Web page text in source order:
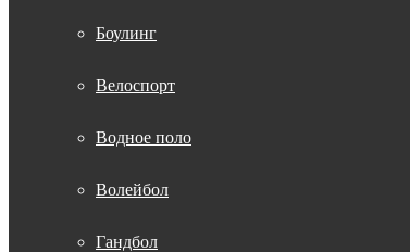
Боулинг
Велоспорт
Водное поло
Волейбол
Гандбол